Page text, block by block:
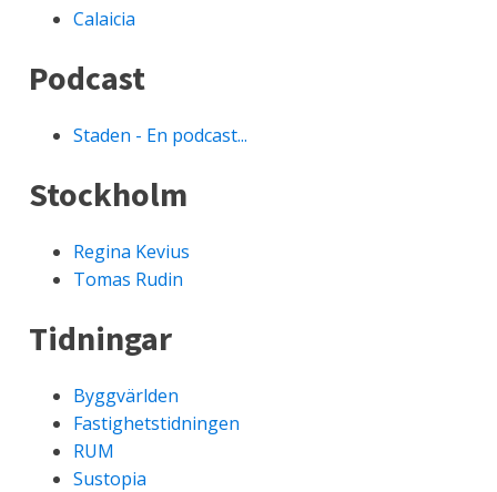
Calaicia
Podcast
Staden - En podcast...
Stockholm
Regina Kevius
Tomas Rudin
Tidningar
Byggvärlden
Fastighetstidningen
RUM
Sustopia